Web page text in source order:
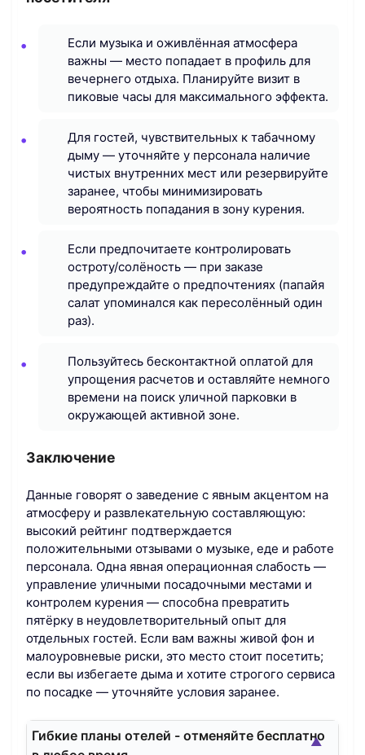
Если музыка и оживлённая атмосфера
важны — место попадает в профиль для
вечернего отдыха. Планируйте визит в
пиковые часы для максимального эффекта.
Для гостей, чувствительных к табачному
дыму — уточняйте у персонала наличие
чистых внутренних мест или резервируйте
заранее, чтобы минимизировать
вероятность попадания в зону курения.
Если предпочитаете контролировать
остроту/солёность — при заказе
предупреждайте о предпочтениях (папайя
салат упоминался как пересолённый один
раз).
Пользуйтесь бесконтактной оплатой для
упрощения расчетов и оставляйте немного
времени на поиск уличной парковки в
окружающей активной зоне.
Заключение
Данные говорят о заведение с явным акцентом на
атмосферу и развлекательную составляющую:
высокий рейтинг подтверждается
положительными отзывами о музыке, еде и работе
персонала. Одна явная операционная слабость —
управление уличными посадочными местами и
контролем курения — способна превратить
пятёрку в неудовлетворительный опыт для
отдельных гостей. Если вам важны живой фон и
малоуровневые риски, это место стоит посетить;
если вы избегаете дыма и хотите строгого сервиса
по посадке — уточняйте условия заранее.
Гибкие планы отелей - отменяйте бесплатно
▲